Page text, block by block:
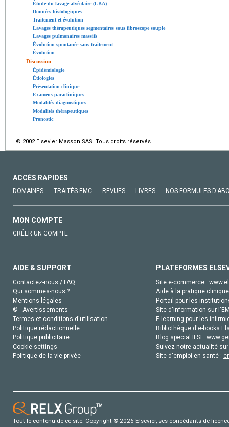
Étude du lavage alvéolaire (LBA)
Données histologiques
Traitement et évolution
Lavages thérapeutiques segmentaires sous fibroscope souple
Lavages pulmonaires massifs
Évolution spontanée sans traitement
Évolution
Discussion
Épidémiologie
Étiologies
Présentation clinique
Examens paracliniques
Modalités diagnostiques
Modalités thérapeutiques
Pronostic
© 2002 Elsevier Masson SAS. Tous droits réservés.
ACCÈS RAPIDES
DOMAINES TRAITÉS EMC REVUES LIVRES NOS FORMULES
MON COMPTE
CRÉER UN COMPTE
AIDE & SUPPORT
Contactez-nous / FAQ
Qui sommes-nous ?
Mentions légales
© - Avertissements
Termes et conditions d'utilisation
Politique rédactionnelle
Politique publicitaire
Cookie settings
Politique de la vie privée
PLATEFORMES
Site e-commerce :
Aide à la pratique
Portail pour les
Site d'information sur
E-learning pour les
Bibliothèque d'e-books
Blog special IFSI :
Suivez notre actualité
Site d'emploi en santé :
Tout le contenu de ce site: Copyright © 2026 Elsevier, ses concédants de